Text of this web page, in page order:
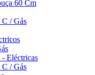
60 Cm
/ Gás
Eléctricas
C / Gás